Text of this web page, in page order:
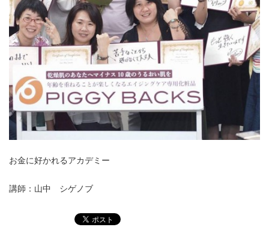
お金に好かれるアカデミー
講師：山中 シゲノブ